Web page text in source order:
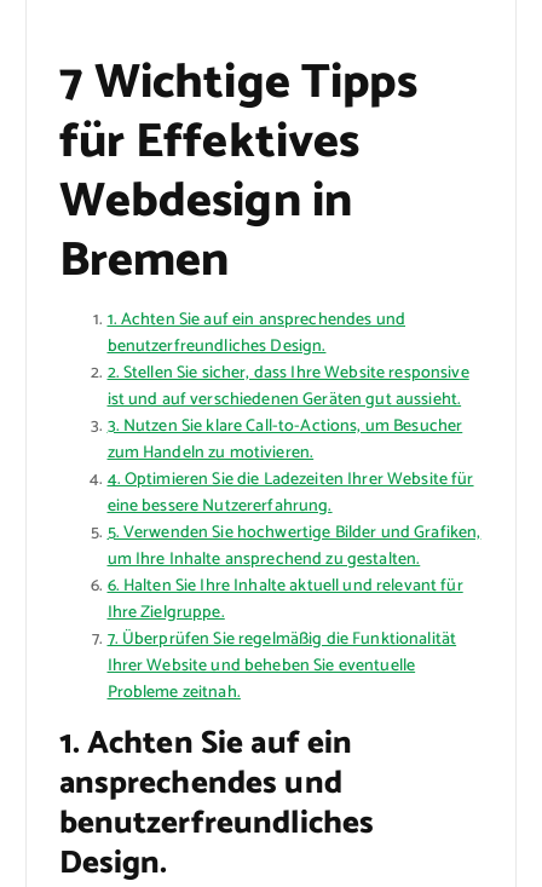
7 Wichtige Tipps
für Effektives
Webdesign in
Bremen
1. Achten Sie auf ein ansprechendes und
benutzerfreundliches Design.
2. Stellen Sie sicher, dass Ihre Website responsive
ist und auf verschiedenen Geräten gut aussieht.
3. Nutzen Sie klare Call-to-Actions, um Besucher
zum Handeln zu motivieren.
4. Optimieren Sie die Ladezeiten Ihrer Website für
eine bessere Nutzererfahrung.
5. Verwenden Sie hochwertige Bilder und Grafiken,
um Ihre Inhalte ansprechend zu gestalten.
6. Halten Sie Ihre Inhalte aktuell und relevant für
Ihre Zielgruppe.
7. Überprüfen Sie regelmäßig die Funktionalität
Ihrer Website und beheben Sie eventuelle
Probleme zeitnah.
1. Achten Sie auf ein
ansprechendes und
benutzerfreundliches
Design.